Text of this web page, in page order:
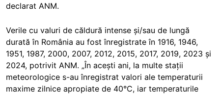
declarat ANM.
Verile cu valuri de căldură intense și/sau de lungă
durată în România au fost înregistrate în 1916, 1946,
1951, 1987, 2000, 2007, 2012, 2015, 2017, 2019, 2023 și
2024, potrivit ANM. „În acești ani, la multe stații
meteorologice s-au înregistrat valori ale temperaturii
maxime zilnice apropiate de 40°C, iar temperaturile